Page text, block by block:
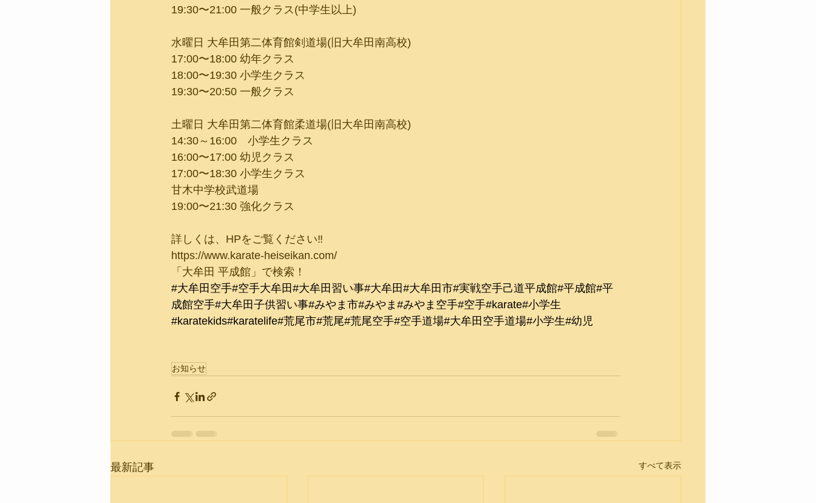
19:30〜21:00 一般クラス(中学生以上)
水曜日 大牟田第二体育館剣道場(旧大牟田南高校)
17:00〜18:00 幼年クラス
18:00〜19:30 小学生クラス
19:30〜20:50 一般クラス
土曜日 大牟田第二体育館柔道場(旧大牟田南高校)
14:30～16:00　小学生クラス
16:00〜17:00 幼児クラス
17:00〜18:30 小学生クラス
甘木中学校武道場
19:00〜21:30 強化クラス
詳しくは、HPをご覧ください‼︎
https://www.karate-heiseikan.com/
「大牟田 平成館」で検索！
#大牟田空手#空手大牟田 #大牟田習い事#大牟田 #大牟田市#実戦空手己道平成館#平成館#平
成館空手#大牟田子供習い事#みやま市#みやま #みやま空手#空手#karate#小学生
#karatekids#karatelife#荒尾市#荒尾#荒尾空手#空手道場#大牟田空手道場#小学生#幼児
お知らせ
最新記事 すべて表示